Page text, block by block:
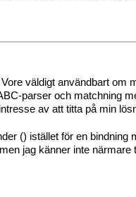
väldigt användbart
parser och matchning
av att titta på min
() istället för en bindning
jag känner inte